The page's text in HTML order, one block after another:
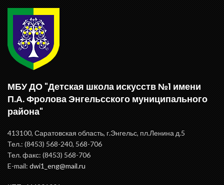
МБУ ДО "Детская школа искусств №1 имени
П.А. Фролова Энгельсского муниципального
района"
413100, Саратовская область, г.Энгельс, пл.Ленина д.5
Тел.: (8453) 568-240, 568-706
Тел. факс: (8453) 568-706
E-mail: dwi1_eng@mail.ru